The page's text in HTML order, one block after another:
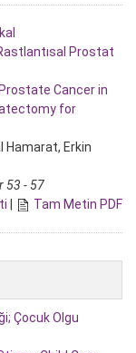
Prostat
Cancer in
for
Hamarat, Erkin
53 - 57
| Tam Metin PDF
Çocuk Olgu